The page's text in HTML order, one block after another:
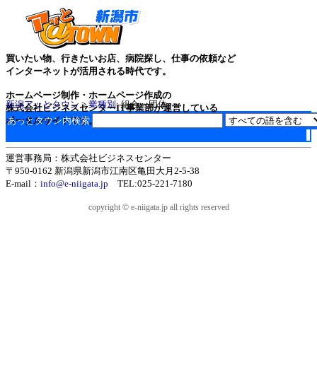
買いたい物、行きたいお店、病院探し、仕事の依頼など
インターネットが活用される時代です。
ホームページ制作・ホームページ作成の
株式会社ビジネスセンターIT事業部が運営している
ポータルサイトです。
新潟アッとタウン>業種別: 組合・団体
あっとタウン内検索
運営事務局：株式会社ビジネスセンター
〒950-0162 新潟県新潟市江南区亀田大月2-5-38
E-mail： info@e-niigata.jp TEL:025-221-7180
copyright © e-niigata.jp all rights reserved